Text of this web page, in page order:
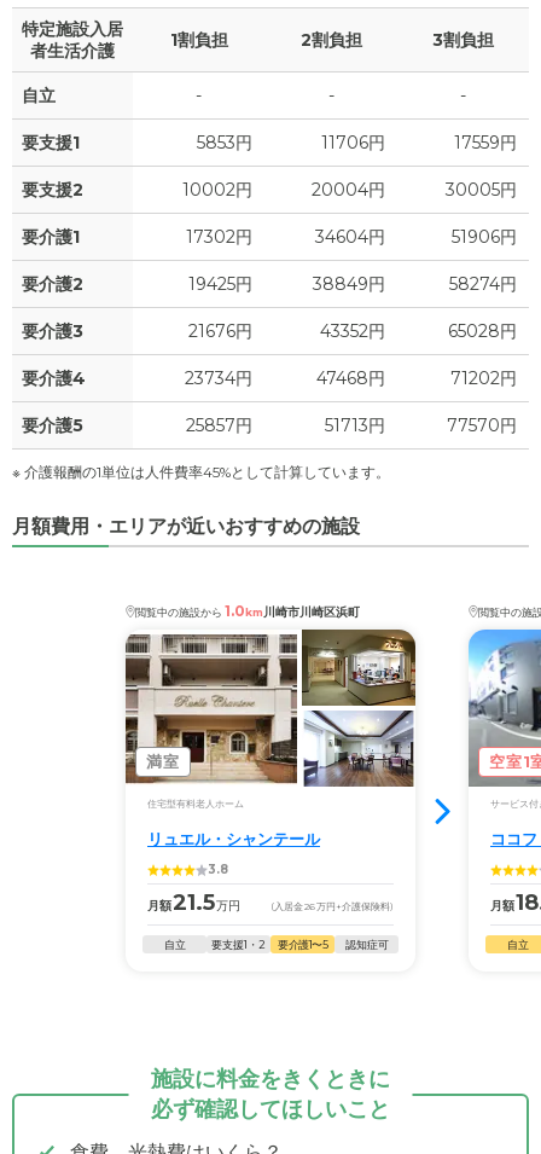
特定施設入居
者生活介護
1割負担 2割負担 3割負担
自立 - - -
要支援1 5853円 11706円 17559円
要支援2 10002円 20004円 30005円
要介護1 17302円 34604円 51906円
要介護2 19425円 38849円 58274円
要介護3 21676円 43352円 65028円
要介護4 23734円 47468円 71202円
要介護5 25857円 51713円 77570円
※ 介護報酬の1単位は人件費率45%として計算しています。
月額費用・エリアが近いおすすめの施設
閲覧中の施設から 1.0km川崎市川崎区浜町
満室
住宅型有料老人ホーム
リュエル・シャンテール
3.8
月額21.5万円 (入居金26万円 +介護保険料)
自立 要支援1・2 要介護1〜5 認知症可
閲覧中の施
空室1
サービス付
ココ
月額
自立
施設に料金をきくときに
必ず確認してほしいこと